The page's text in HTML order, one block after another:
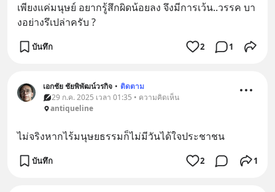
เพียงแค่มนุษย์ อยากรู้สึกผิดน้อยลง จึงมีการเว้น..วรรค บา
งอย่างรึเปล่าครับ ?
บันทึก 2 1
เอกชัย ชัยพิพัฒน์วรกิจ • ติดตาม
29 ก.ค. 2025 เวลา 01:35 • ความคิดเห็น
antiqueline
ไม่จริงหากไร้มนุษยธรรมก็ไม่มีวันได้ใจประชาชน
บันทึก 2 1